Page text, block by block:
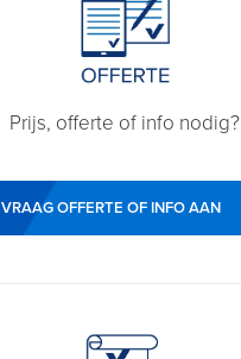
Prijs, offerte of info nodig?
VRAAG OFFERTE OF INFO AAN